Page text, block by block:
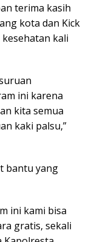
terima kasih
kota dan Kick
kali
ini karena
kita semua
kaki palsu,”
bantu yang
ini kami bisa
gratis, sekali